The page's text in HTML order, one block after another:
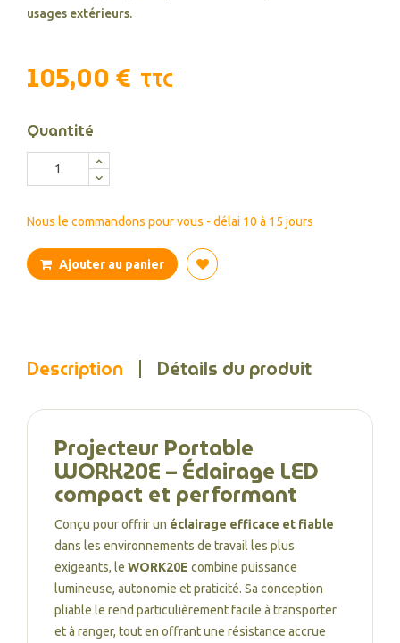
usages extérieurs.
105,00 € TTC
Quantité
Nous le commandons pour vous - délai 10 à 15 jours
Ajouter au panier
Description Détails du produit
Projecteur Portable
WORK20E – Éclairage LED
compact et performant
Conçu pour offrir un éclairage efficace et fiable
dans les environnements de travail les plus
exigeants, le WORK20E combine puissance
lumineuse, autonomie et praticité. Sa conception
pliable le rend particulièrement facile à transporter
et à ranger, tout en offrant une résistance accrue